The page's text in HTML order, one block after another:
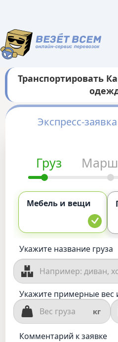
Транспортировать
Экспресс-
Груз
Мебель и вещи
Укажите название груза
Укажите примерные вес
кг
Комментарий к заявке